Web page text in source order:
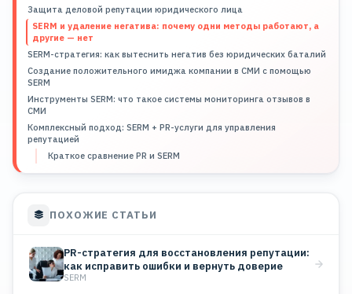
Защита деловой репутации юридического лица
SERM и удаление негатива: почему одни методы работают, а
другие — нет
SERM-стратегия: как вытеснить негатив без юридических баталий
Создание положительного имиджа компании в СМИ с помощью
SERM
Инструменты SERM: что такое системы мониторинга отзывов в
СМИ
Комплексный подход: SERM + PR-услуги для управления
репутацией
Краткое сравнение PR и SERM
ПОХОЖИЕ СТАТЬИ
PR-стратегия для восстановления репутации:
как исправить ошибки и вернуть доверие
SERM